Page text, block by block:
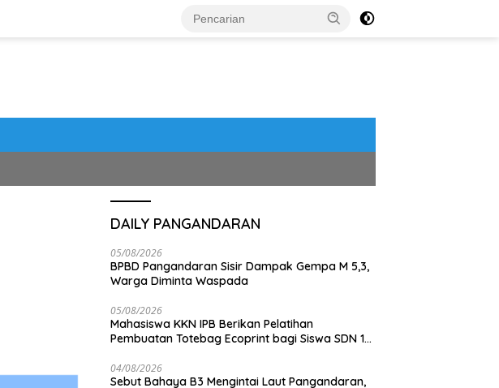
DAILY PANGANDARAN
05/08/2026
BPBD Pangandaran Sisir Dampak Gempa M 5,3,
Warga Diminta Waspada
05/08/2026
Mahasiswa KKN IPB Berikan Pelatihan
Pembuatan Totebag Ecoprint bagi Siswa SDN 1
04/08/2026
Sebut Bahaya B3 Mengintai Laut Pangandaran,